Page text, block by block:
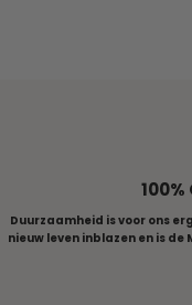
100%
Duurzaamheid is voor ons
nieuw leven inblazen en is